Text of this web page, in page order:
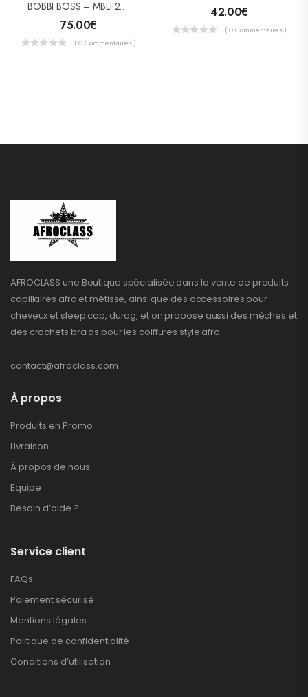
BOBBI BOSS – MBLF230 SANA Human Hair Blend Lace Extreme Wig
75.00€
( 0 Commentaires )
42.00€
( 0 Commentaires )
AFROCLASS une Boutique spécialisée dans la vente de produits
capillaires afro et métisse, ainsi que des accessoires pour
cheveux et sleep cap, durag, et on propose aussi des mèches et
des crochets braids pour les coiffures style afro.
contact@afroclass.com
À propos
Produits en Promo
Livraison
À propos de nous
Equipe
Besoin d’aide ?
Service client
FAQs
Paiement sécurisé
Mentions légales
Politique de confidentialité
Conditions d’utilisation